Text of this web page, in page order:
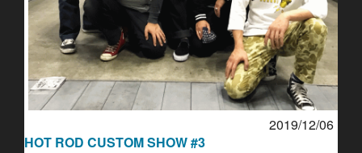
2019/12/06
HOT ROD CUSTOM SHOW #3